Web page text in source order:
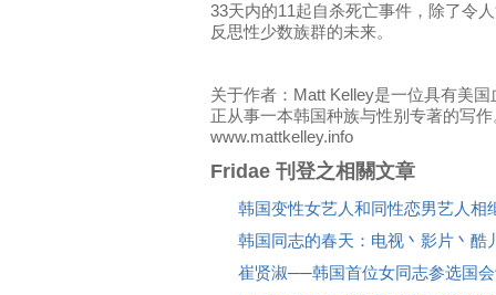
33天内的11起自杀死亡事件，除了令
反思性少数族群的未来。
关于作者：Matt Kelley是一位具有美
正从事一本韩国种族与性别专著的写
www.mattkelley.info
Fridae 刊登之相關文章
韩国变性女艺人和同性恋男艺人相
韩国同志的春天：电视丶影片丶酷
崔贤淑──韩国首位女同志参选国